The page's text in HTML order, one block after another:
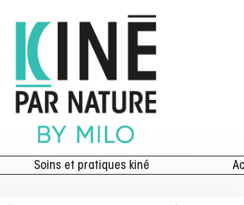
Soins et pratiques kiné